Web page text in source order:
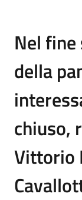
Nel
della
chiuso,
Vittorio